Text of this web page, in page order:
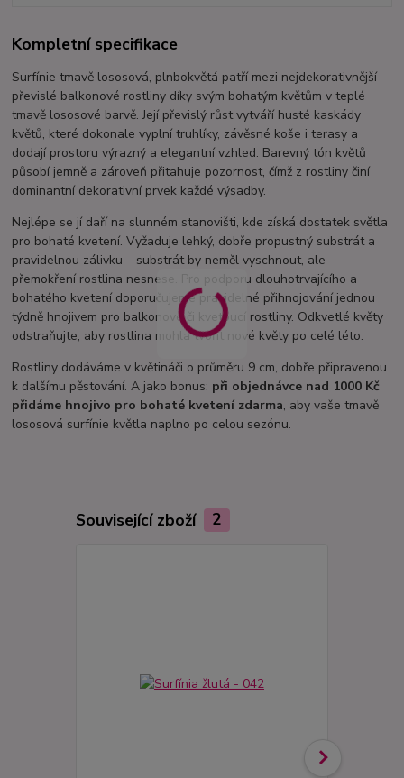
Kompletní specifikace
Surfínie tmavě lososová, plnbokvětá patří mezi nejdekorativnější
převislé balkonové rostliny díky svým bohatým květům v teplé
tmavě lososové barvě. Její převislý růst vytváří husté kaskády
květů, které dokonale vyplní truhlíky, závěsné koše i terasy a
dodají prostoru výrazný a elegantní vzhled. Barevný tón květů
působí jemně a zároveň přitahuje pozornost, čímž z rostliny činí
dominantní dekorativní prvek každé výsadby.
Nejlépe se jí daří na slunném stanovišti, kde získá dostatek světla
pro bohaté kvetení. Vyžaduje lehký, dobře propustný substrát a
pravidelnou zálivku – substrát by neměl vyschnout, ale
přemokření rostlina nesnese. Pro podporu dlouhotrvajícího a
bohatého kvetení doporučujeme pravidelné přihnojování jednou
týdně hnojivem pro balkonové či kvetoucí rostliny. Odkvetlé květy
odstraňujte, aby rostlina mohla tvořit nové květy po celé léto.
Rostliny dodáváme v květináči o průměru 9 cm, dobře připravenou
k dalšímu pěstování. A jako bonus: při objednávce nad 1000 Kč
přidáme hnojivo pro bohaté kvetení zdarma, aby vaše tmavě
lososová surfínie květla naplno po celou sezónu.
Související zboží 2